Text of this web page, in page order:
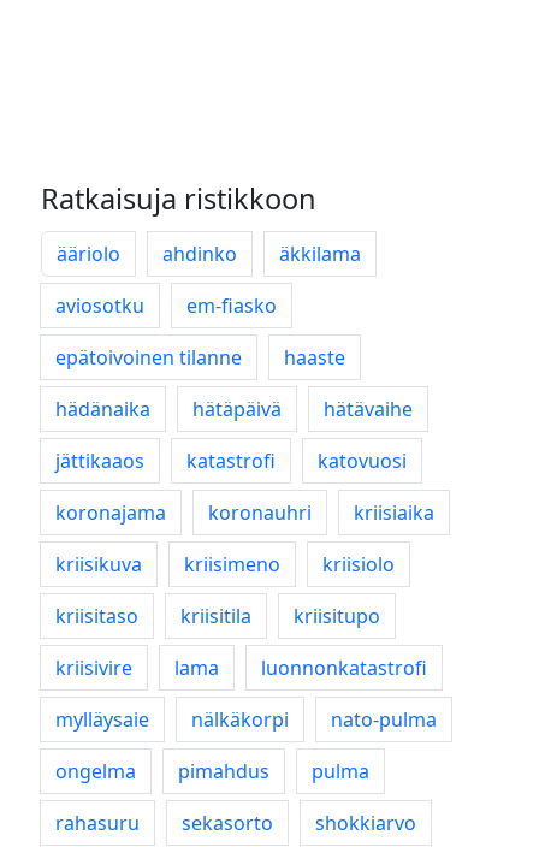
Ratkaisuja ristikkoon
ääriolo ahdinko
äkkilama
aviosotku
em-fiasko
epätoivoinen tilanne
haaste
hädänaika
hätäpäivä
hätävaihe
jättikaaos
katastrofi
katovuosi
koronajama
koronauhri
kriisiaika
kriisikuva
kriisimeno
kriisiolo
kriisitaso
kriisitila
kriisitupo
kriisivire
lama
luonnonkatastrofi
mylläysaie
nälkäkorpi
nato-pulma
ongelma
pimahdus
pulma
rahasuru
sekasorto shokkiarvo